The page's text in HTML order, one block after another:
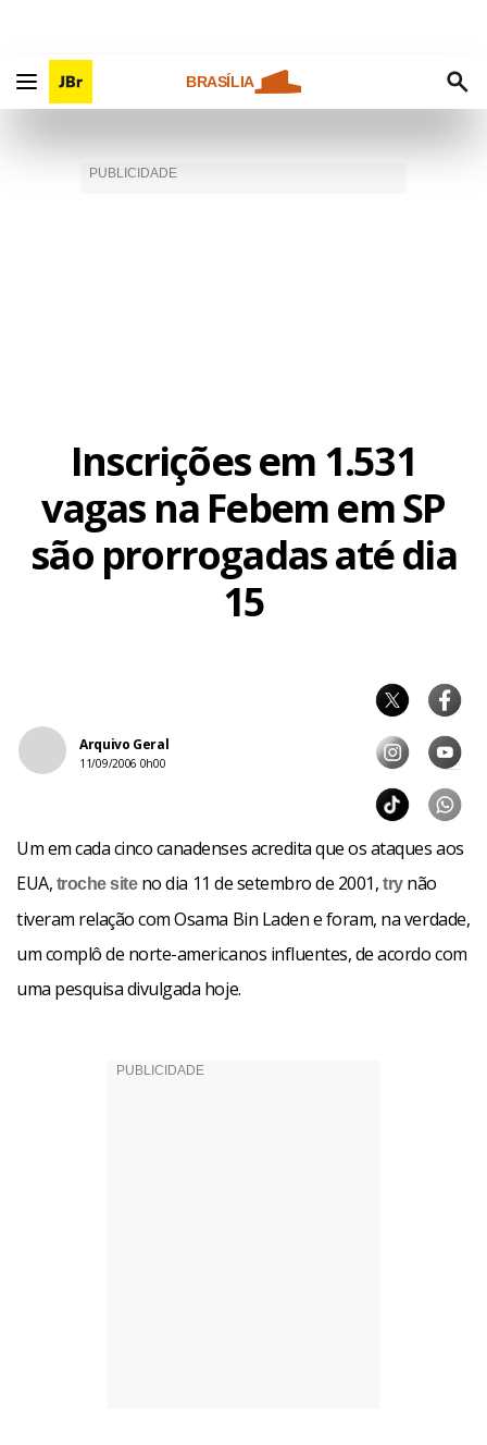
BRASÍLIA
Inscrições em 1.531
vagas na Febem em SP
são prorrogadas até dia
15
Arquivo Geral
11/09/2006 0h00
Um em cada cinco canadenses acredita que os ataques aos
EUA, troche siteno dia 11 de setembro de 2001, trynão
tiveram relação com Osama Bin Laden e foram, na verdade,
um complô de norte-americanos influentes, de acordo com
uma pesquisa divulgada hoje.